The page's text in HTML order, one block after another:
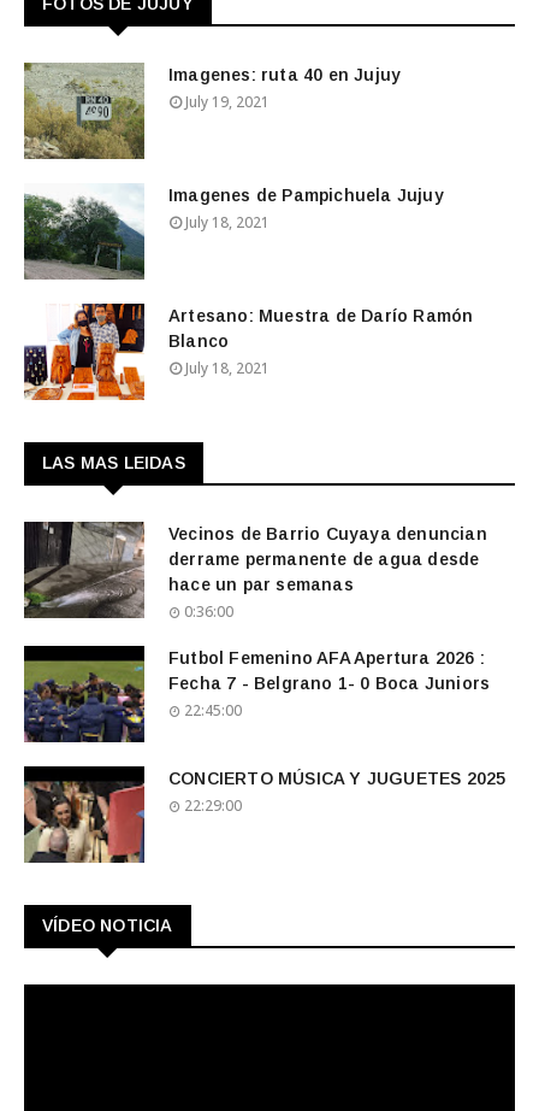
Imagenes: ruta 40 en Jujuy
July 19, 2021
Imagenes de Pampichuela Jujuy
July 18, 2021
Artesano: Muestra de Darío Ramón
Blanco
July 18, 2021
LAS MAS LEIDAS
Vecinos de Barrio Cuyaya denuncian
derrame permanente de agua desde
hace un par semanas
0:36:00
Futbol Femenino AFA Apertura 2026 :
Fecha 7 - Belgrano 1- 0 Boca Juniors
22:45:00
CONCIERTO MÚSICA Y JUGUETES 2025
22:29:00
VÍDEO NOTICIA